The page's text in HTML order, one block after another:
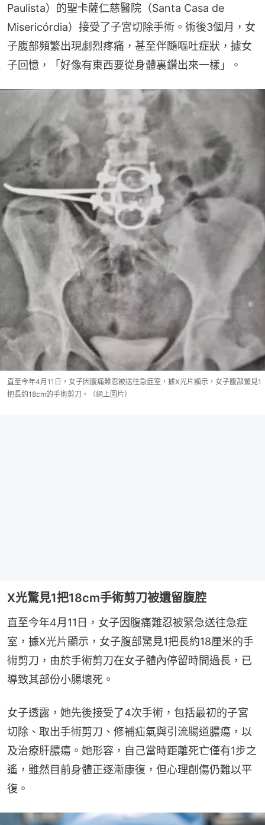
Paulista）的聖卡薩仁慈醫院（Santa Casa de
Misericórdia）接受了子宮切除手術。術後3個月，女
子腹部頻繁出現劇烈疼痛，甚至伴隨嘔吐症狀，據女
子回憶，「好像有東西要從身體裏鑽出來一樣」。
直至今年4月11日，女子因腹痛難忍被送往急症室，據X光片顯示，女子腹部驚見1
把長約18cm的手術剪刀。（網上圖片）
X光驚見1把18cm手術剪刀被遺留腹腔
直至今年4月11日，女子因腹痛難忍被緊急送往急症
室，據X光片顯示，女子腹部驚見1把長約18厘米的手
術剪刀，由於手術剪刀在女子體內停留時間過長，已
導致其部份小腸壞死。
女子透露，她先後接受了4次手術，包括最初的子宮
切除、取出手術剪刀、修補疝氣與引流腸道膿瘍，以
及治療肝膿瘍。她形容，自己當時距離死亡僅有1步之
遙，雖然目前身體正逐漸康復，但心理創傷仍難以平
復。